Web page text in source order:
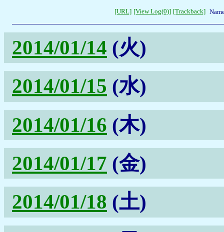
[URL] [View Log(0)] [Trackback]
2014/01/14 (火)
2014/01/15 (水)
2014/01/16 (木)
2014/01/17 (金)
2014/01/18 (土)